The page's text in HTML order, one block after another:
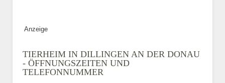
Anzeige
TIERHEIM IN DILLINGEN AN DER DONAU
- ÖFFNUNGSZEITEN UND
TELEFONNUMMER